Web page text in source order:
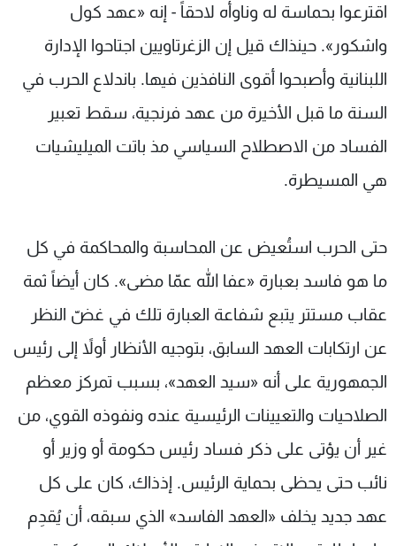
اقترعوا بحماسة له وناوأه لاحقاً - إنه «عهد كول
واشكور». حينذاك قيل إن الزغرتاويين اجتاحوا الإدارة
اللبنانية وأصبحوا أقوى النافذين فيها. باندلاع الحرب في
السنة ما قبل الأخيرة من عهد فرنجية، سقط تعبير
الفساد من الاصطلاح السياسي مذ باتت الميليشيات
هي المسيطرة.
حتى الحرب استُعيض عن المحاسبة والمحاكمة في كل
ما هو فاسد بعبارة «عفا الله عمّا مضى». كان أيضاً ثمة
عقاب مستتر يتبع شفاعة العبارة تلك في غضّ النظر
عن ارتكابات العهد السابق، بتوجيه الأنظار أولاً إلى رئيس
الجمهورية على أنه «سيد العهد»، بسبب تمركز معظم
الصلاحيات والتعيينات الرئيسية عنده ونفوذه القوي، من
غير أن يؤتى على ذكر فساد رئيس حكومة أو وزير أو
نائب حتى يحظى بحماية الرئيس. إذذاك، كان على كل
عهد جديد يخلف «العهد الفاسد» الذي سبقه، أن يُقدِم